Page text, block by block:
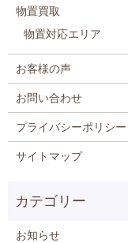
物置買取
物置対応エリア
お客様の声
お問い合わせ
プライバシーポリシー
サイトマップ
お知らせ